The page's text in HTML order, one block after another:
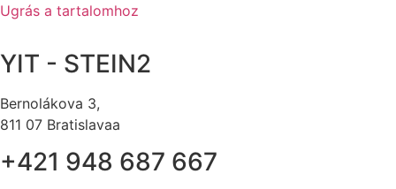
Ugrás a tartalomhoz
YIT - STEIN2
Bernolákova 3,
811 07 Bratislavaa
+421 948 687 667